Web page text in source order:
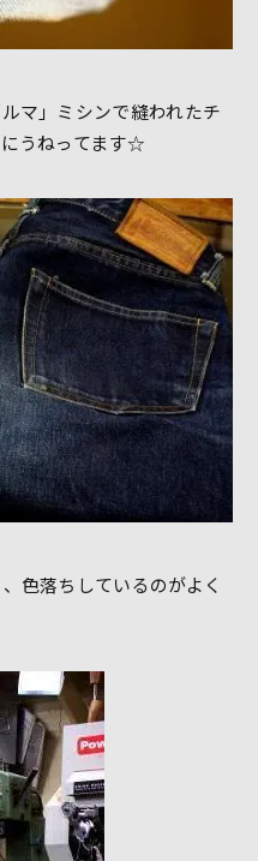
マ」ミシンで縫われたチ
うねってます☆
色落ちしているのがよく